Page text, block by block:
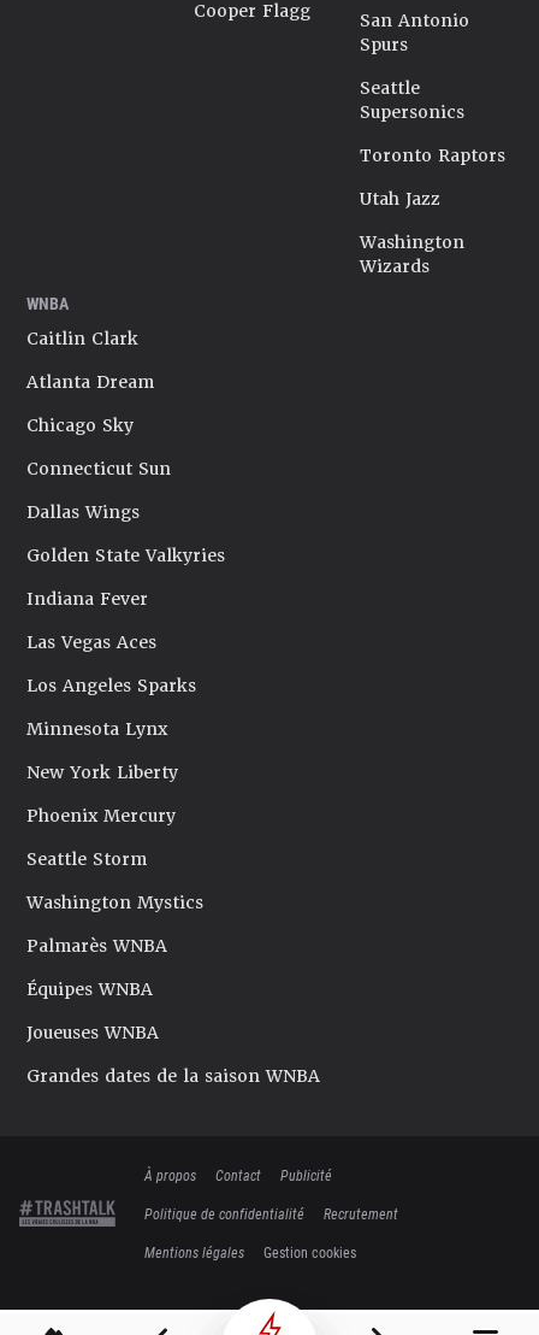
Cooper Flagg
San Antonio
Spurs
Seattle
Supersonics
Toronto Raptors
Utah Jazz
Washington
Wizards
WNBA
Caitlin Clark
Atlanta Dream
Chicago Sky
Connecticut Sun
Dallas Wings
Golden State Valkyries
Indiana Fever
Las Vegas Aces
Los Angeles Sparks
Minnesota Lynx
New York Liberty
Phoenix Mercury
Seattle Storm
Washington Mystics
Palmarès WNBA
Équipes WNBA
Joueuses WNBA
Grandes dates de la saison WNBA
À propos Contact
Publicité
Politique de confidentialité
Recrutement
Mentions légales
Gestion cookies